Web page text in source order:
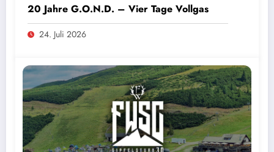
20 Jahre G.O.N.D. – Vier Tage Vollgas
24. Juli 2026